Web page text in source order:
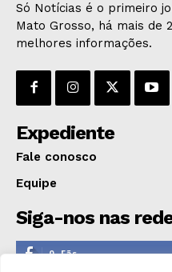
Só Notícias é o primeiro
Mato Grosso, há mais de
melhores informações.
Expediente
Fale conosco
Equipe
Siga-nos nas
0 Fãs